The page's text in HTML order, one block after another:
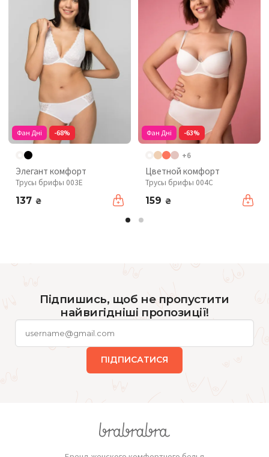
Фан Дні -68%
Элегант комфорт
Трусы брифы 003Е
137 ₴
Фан Дні -63%
+6
Цветной комфорт
Трусы брифы 004C
159 ₴
Підпишись, щоб не пропустити
найвигідніші пропозиції!
ПІДПИСАТИСЯ